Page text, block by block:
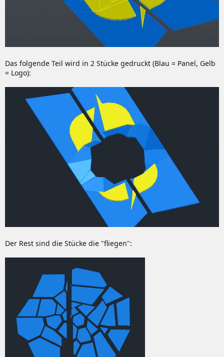
Das folgende Teil wird in 2 Stücke gedruckt (Blau = Panel, Gelb
= Logo):
Der Rest sind die Stücke die "fliegen":